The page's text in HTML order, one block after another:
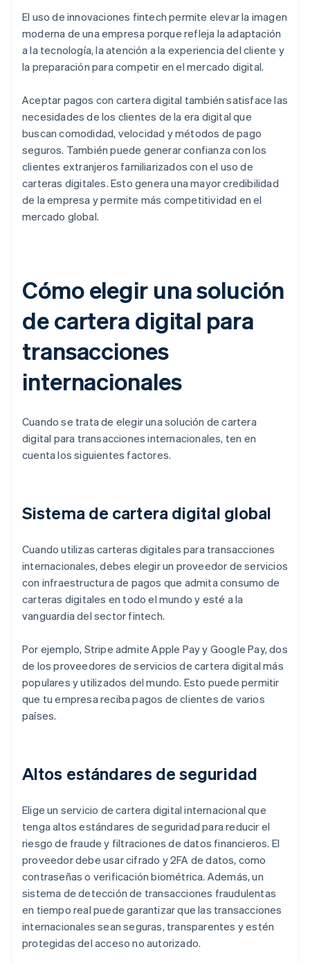
El uso de innovaciones fintech permite elevar la imagen
moderna de una empresa porque refleja la adaptación
a la tecnología, la atención a la experiencia del cliente y
la preparación para competir en el mercado digital.
Aceptar pagos con cartera digital también satisface las
necesidades de los clientes de la era digital que
buscan comodidad, velocidad y métodos de pago
seguros. También puede generar confianza con los
clientes extranjeros familiarizados con el uso de
carteras digitales. Esto genera una mayor credibilidad
de la empresa y permite más competitividad en el
mercado global.
Cómo elegir una solución
de cartera digital para
transacciones
internacionales
Cuando se trata de elegir una solución de cartera
digital para transacciones internacionales, ten en
cuenta los siguientes factores.
Sistema de cartera digital global
Cuando utilizas carteras digitales para transacciones
internacionales, debes elegir un proveedor de servicios
con infraestructura de pagos que admita consumo de
carteras digitales en todo el mundo y esté a la
vanguardia del sector fintech.
Por ejemplo, Stripe admite Apple Pay y Google Pay, dos
de los proveedores de servicios de cartera digital más
populares y utilizados del mundo. Esto puede permitir
que tu empresa reciba pagos de clientes de varios
países.
Altos estándares de seguridad
Elige un servicio de cartera digital internacional que
tenga altos estándares de seguridad para reducir el
riesgo de fraude y filtraciones de datos financieros. El
proveedor debe usar cifrado y 2FA de datos, como
contraseñas o verificación biométrica. Además, un
sistema de detección de transacciones fraudulentas
en tiempo real puede garantizar que las transacciones
internacionales sean seguras, transparentes y estén
protegidas del acceso no autorizado.